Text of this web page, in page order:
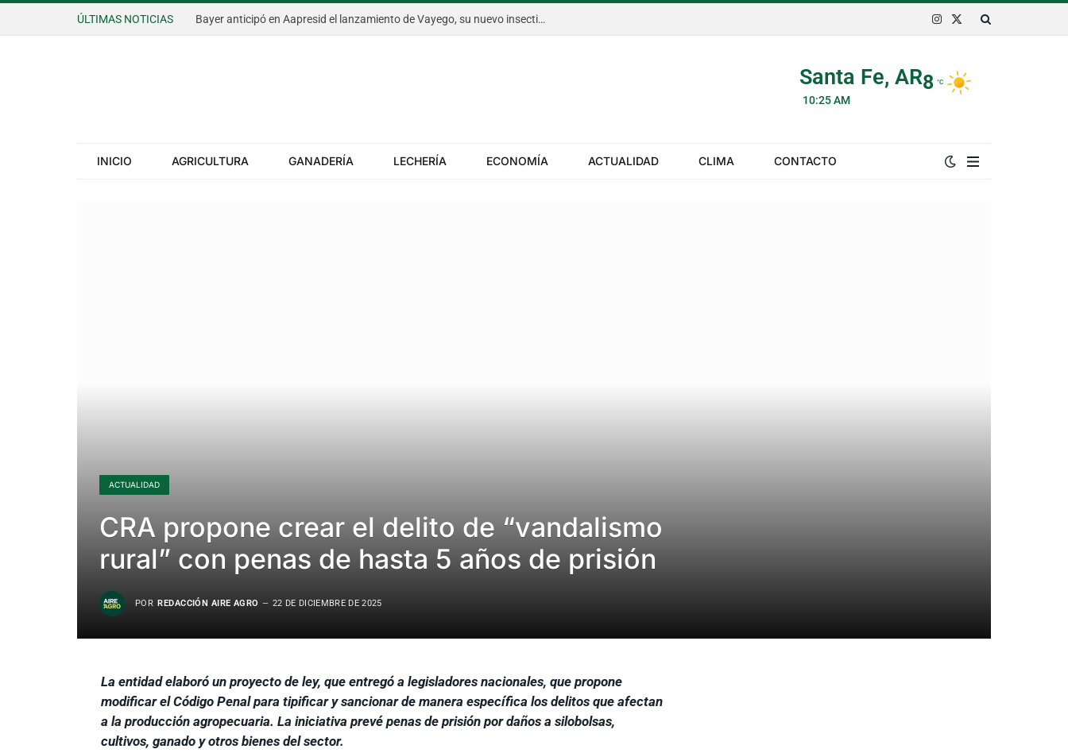
ÚLTIMAS NOTICIAS Bayer anticipó en Aapresid el lanzamiento de Vayego, su nuevo insecticida para el gusano cogollero del maíz
Instagram
X
Santa Fe, AR
10:25 AM
8 °C
INICIO AGRICULTURA GANADERÍA LECHERÍA ECONOMÍA ACTUALIDAD CLIMA CONTACTO
ACTUALIDAD
CRA propone crear el delito de “vandalismo
rural” con penas de hasta 5 años de prisión
POR REDACCIÓN AIRE AGRO 22 DE DICIEMBRE DE 2025
La entidad elaboró un proyecto de ley, que entregó a legisladores nacionales, que propone
modificar el Código Penal para tipificar y sancionar de manera específica los delitos que afectan
a la producción agropecuaria. La iniciativa prevé penas de prisión por daños a silobolsas,
cultivos, ganado y otros bienes del sector.